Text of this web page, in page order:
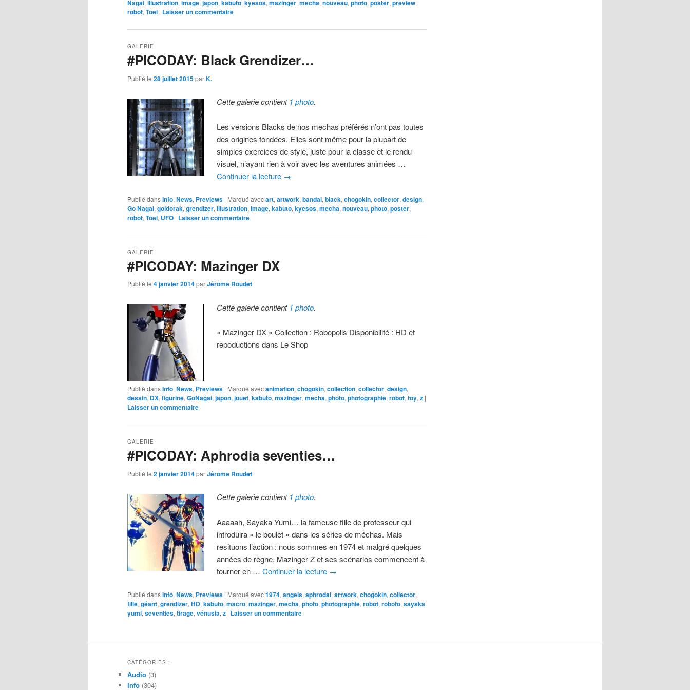
Nagai, illustration, image, japon, kabuto, kyesos, mazinger, mecha, nouveau, photo, poster, preview,
robot, Toei | Laisser un commentaire
#PICODAY: Black Grendizer…
GALERIE
Publié le 28 juillet 2015parK.
Cette galerie contient 1 photo.
Les versions Blacks de nos mechas préférés n’ont pas toutes
des origines fondées. Elles sont même pour la plupart de
simples exercices de style, juste pour la classe et le rendu
visuel, n’ayant rien à voir avec les aventures animées …
Continuer la lecture →
Publié dansInfo, News, Previews | Marqué avecart, artwork, bandai, black, chogokin, collector, design,
Go Nagai, goldorak, grendizer, illustration, image, kabuto, kyesos, mecha, nouveau, photo, poster,
robot, Toei, UFO | Laisser un commentaire
#PICODAY: Mazinger DX
GALERIE
Publié le 4 janvier 2014parJérôme Roudet
Cette galerie contient 1 photo.
« Mazinger DX » Collection : Robopolis Disponibilité : HD et
repoductions dans Le Shop
Publié dansInfo,News, Previews | Marqué avecanimation,chogokin,collection,collector,design,
dessin, DX,figurine,GoNagai,japon,jouet,kabuto,mazinger,mecha,photo,photographie,robot,toy,z |
Laisser un commentaire
#PICODAY: Aphrodia seventies…
GALERIE
Publié le 2 janvier 2014parJérôme Roudet
Cette galerie contient 1 photo.
Aaaaah, Sayaka Yumi… la fameuse fille de professeur qui
introduira « le boulet » dans les séries de méchas. Mais
resituons l’action : nous sommes en 1974 et malgré quelques
années de règne, Mazinger Z et ses scénarios commencent à
tourner en …Continuer la lecture →
Publié dansInfo, News, Previews | Marqué avec1974, angels, aphrodai, artwork, chogokin, collector,
fille, géant, grendizer, HD, kabuto, macro, mazinger, mecha, photo, photographie, robot, roboto, sayaka
yumi, seventies, tirage, vénusia, z | Laisser un commentaire
CATÉGORIES :
Audio (3)
Info (304)